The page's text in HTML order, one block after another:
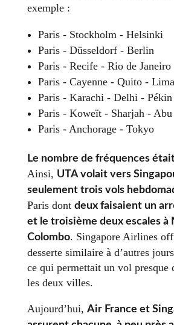
exemple :
Paris - Stockholm - Helsinki
Paris - Düsseldorf - Berlin
Paris - Recife - Rio de
Paris - Cayenne - Quito - Lima
Paris - Karachi - Delhi - Pékin
Paris - Koweït - Sharjah -
Paris - Anchorage - Tokyo
Le nombre de fréquences
Ainsi, UTA volait vers
seulement trois vols
Paris dont deux faisaient un
et le troisième deux escales à
Colombo. Singapore Airlines
desserte similaire à d’autres
ce qui permettait un vol presque
les deux villes.
Aujourd’hui, Air France et